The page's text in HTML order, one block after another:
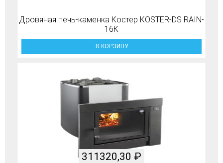
Дровяная печь-каменка Костер KOSTER-DS RAIN-
16К
В КОРЗИНУ
311320,30 ₽